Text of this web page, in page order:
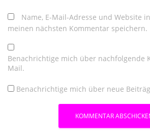
Name, E-Mail-Adresse und Website
meinen nächsten Kommentar speichern.
Benachrichtige mich über nachfolgende
Mail.
Benachrichtige mich über neue